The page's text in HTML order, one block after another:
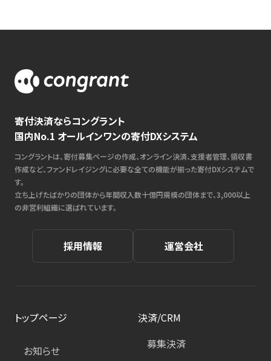
寄付決済ならコングラント
国内No.1 オールインワンの寄付DXシステム
コングラントは、寄付募集ページの作成、オンライン決済、支援者管理、領収書
作成など、ファンドレイジングに必要な全ての機能が揃った寄付DXシステムで
す。
立ち上げたばかりの団体から年間収入数十億円規模の団体まで、3,000以上
の非営利組織に選ばれています。
採用情報 運営会社
トップページ
お知らせ
決済/CRM
募集決済